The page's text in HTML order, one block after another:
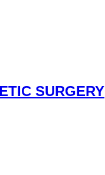
SURGERY